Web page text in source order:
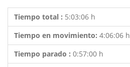
Tiempo total : 5:03:06 h
Tiempo en movimiento: 4:06:06 h
Tiempo parado : 0:57:00 h